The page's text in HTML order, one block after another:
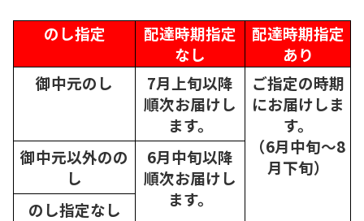
のし指定
配達時期指定
なし
配達時期指定
あり
御中元のし
7月上旬以降
順次お届けし
ます。
ご指定の時期
にお届けしま
す。
（6月中旬～8
月下旬）
御中元以外のの
し
6月中旬以降
順次お届けし
ます。
のし指定なし